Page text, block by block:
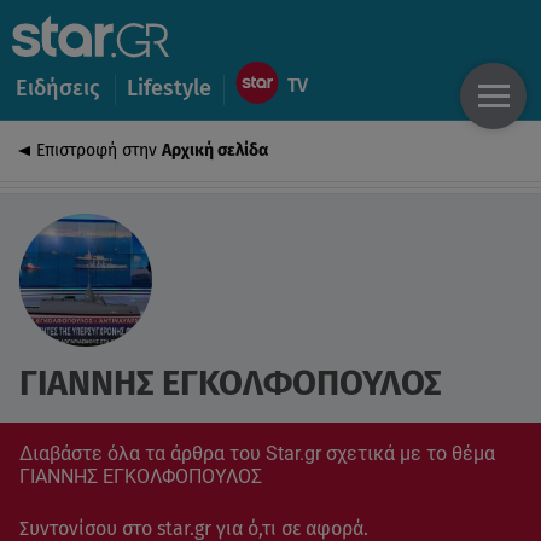
Ειδήσεις Lifestyle
Επιστροφή στην Αρχική σελίδα
ΓΙΑΝΝΗΣ ΕΓΚΟΛΦΟΠΟΥΛΟΣ
Διαβάστε όλα τα άρθρα του Star.gr σχετικά με το θέμα
ΓΙΑΝΝΗΣ ΕΓΚΟΛΦΟΠΟΥΛΟΣ
Συντονίσου στο star.gr για ό,τι σε αφορά.